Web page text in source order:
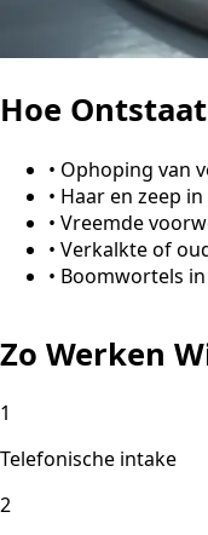
Hoe
• Ophoping van
• Haar en zeep
• Vreemde
• Verkalkte of
• Boomwortels
Zo Werken
1
Telefonische intake
2